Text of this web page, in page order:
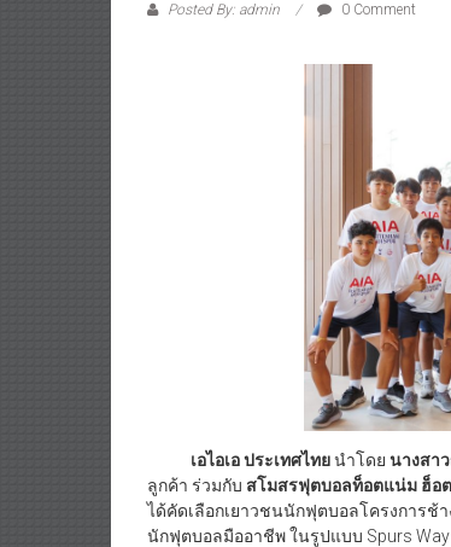
Posted By: admin 0 Comment
เอไอเอ ประเทศไทยนำโดย นางสา
ลูกค้า ร่วมกับ สโมสรฟุตบอลท็อตแน่ม ฮ็อ
ได้คัดเลือกเยาวชนนักฟุตบอลโครงการช้
นักฟุตบอลมืออาชีพ ในรูปแบบ Spurs